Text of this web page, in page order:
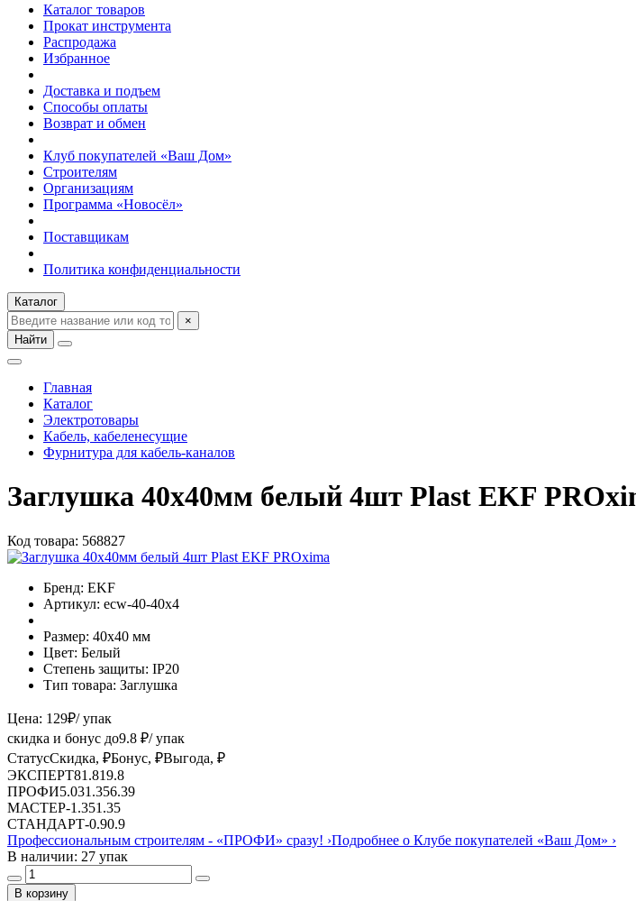
Каталог товаров
Прокат инструмента
Распродажа
Избранное
Доставка и подъем
Способы оплаты
Возврат и обмен
Клуб покупателей «Ваш Дом»
Строителям
Организациям
Программа «Новосёл»
Поставщикам
Политика конфиденциальности
Каталог
×
Найти
Главная
Каталог
Электротовары
Кабель, кабеленесущие
Фурнитура для кабель-каналов
Заглушка 40х40мм белый 4шт Plast EKF
Код товара: 568827
Бренд: EKF
Артикул: ecw-40-40x4
Размер: 40х40 мм
Цвет: Белый
Степень защиты: IP20
Тип товара: Заглушка
Цена: 129₽/ упак
скидка и бонус до9.8 ₽/ упак
СтатусСкидка, ₽Бонус, ₽Выгода, ₽
ЭКСПЕРТ81.819.8
ПРОФИ5.031.356.39
МАСТЕР-1.351.35
СТАНДАРТ-0.90.9
Профессиональным строителям - «ПРОФИ» сразу! ›Подробнее о Клубе покупателей «Ваш Дом» ›
В наличии: 27 упак
В корзину